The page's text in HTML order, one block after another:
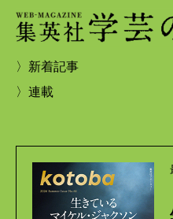
〉新着記事
〉連載